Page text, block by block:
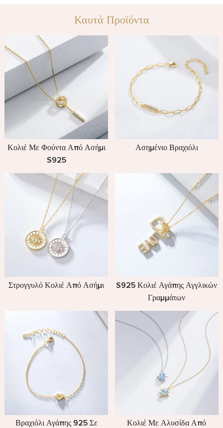
Καυτά Προϊόντα
Κολιέ Με Φούντα Από Ασήμι
S925
Ασημένιο Βραχιόλι
Στρογγυλό Κολιέ Από Ασήμι
S925 Κολιέ Αγάπης Αγγλικών
Γραμμάτων
Βραχιόλι Αγάπης 925 Σε
Κολιέ Με Αλυσίδα Από